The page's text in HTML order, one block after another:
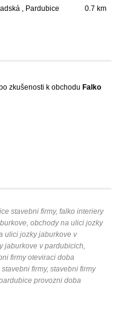
, Pardubice 0.7 km
zkušenosti k obchodu Falko
stavebni firmy, falko interiery
obchody na ulici jozky
ulici jozky jaburkove v
jaburkove v pardubicich,
firmy oteviraci doba
firmy, stavebni firmy
provozni doba